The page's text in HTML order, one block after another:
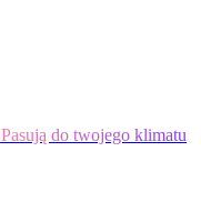
Pasują do twojego klimatu